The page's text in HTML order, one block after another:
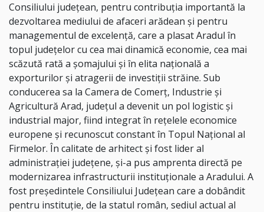
Consiliului județean, pentru contribuția importantă la
dezvoltarea mediului de afaceri arădean și pentru
managementul de excelență, care a plasat Aradul în
topul județelor cu cea mai dinamică economie, cea mai
scăzută rată a șomajului și în elita națională a
exporturilor și atragerii de investiții străine. Sub
conducerea sa la Camera de Comerț, Industrie și
Agricultură Arad, județul a devenit un pol logistic și
industrial major, fiind integrat în rețelele economice
europene și recunoscut constant în Topul Național al
Firmelor. În calitate de arhitect și fost lider al
administrației județene, și-a pus amprenta directă pe
modernizarea infrastructurii instituționale a Aradului. A
fost preşedintele Consiliului Judeţean care a dobândit
pentru instituție, de la statul român, sediul actual al